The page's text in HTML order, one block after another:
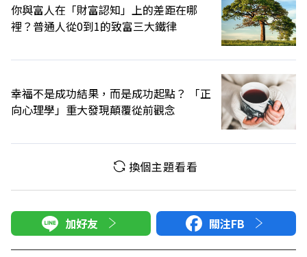
你與富人在「財富認知」上的差距在哪
裡？普通人從0到1的致富三大鐵律
幸福不是成功結果，而是成功起點？ 「正
向心理學」重大發現顛覆從前觀念
換個主題看看
加好友 關注FB